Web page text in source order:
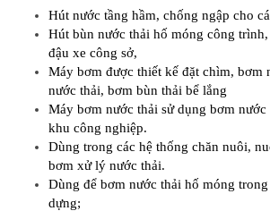
Hút nước tầng hầm, chống ngập cho
Hút bùn nước thải hố móng công
đậu xe công sở,
Máy bơm được thiết kế đặt chìm, bơm
nước thải, bơm bùn thải bể lắng
Máy bơm nước thải sử dụng bơm nước
khu công nghiệp.
Dùng trong các hệ thống chăn nuôi,
bơm xử lý nước thải.
Dùng để bơm nước thải hố móng
dựng;